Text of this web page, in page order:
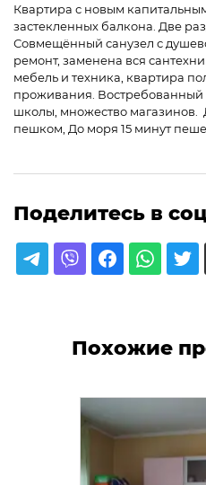
Квартира с новым
застекленных балкона. Две
Совмещённый санузел с
ремонт, заменена вся
мебель и техника, квартира
проживания. Востребованный
школы, множество магазинов.
пешком, До моря 15 минут
Поделитесь в
Похожие